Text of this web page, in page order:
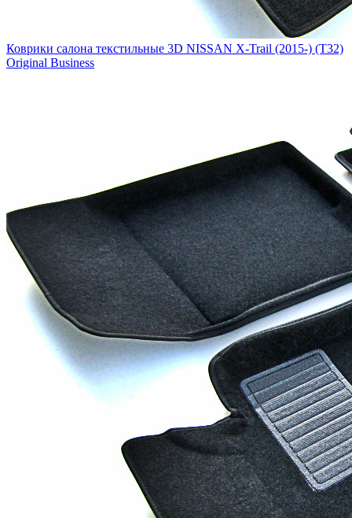
Коврики салона текстильные 3D NISSAN X-Trail (2015-) (T32)
Original Business